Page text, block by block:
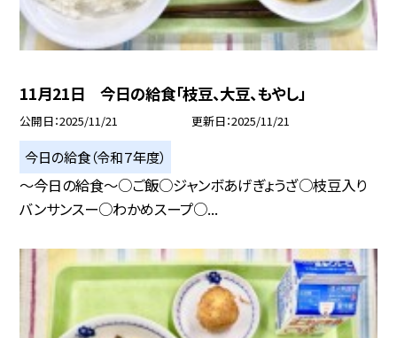
11月21日 今日の給食「枝豆、大豆、もやし」
公開日 2025/11/21 更新日 2025/11/21
今日の給食（令和７年度）
～今日の給食～○ご飯○ジャンボあげぎょうざ○枝豆入り
バンサンスー○わかめスープ○...